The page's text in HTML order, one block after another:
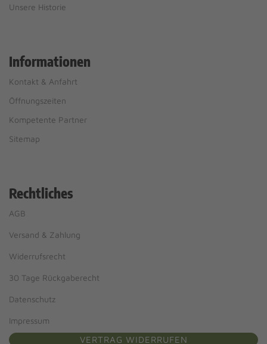
Unsere Historie
Informationen
Kontakt & Anfahrt
Öffnungszeiten
Kompetente Partner
Sitemap
Rechtliches
AGB
Versand & Zahlung
Widerrufsrecht
30 Tage Rückgaberecht
Datenschutz
Impressum
VERTRAG WIDERRUFEN